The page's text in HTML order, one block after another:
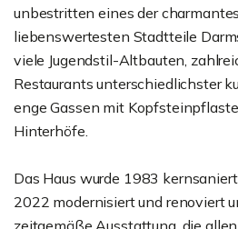
unbestritten eines der
liebenswertesten Stadtteile
viele Jugendstil-Altbauten,
Restaurants unterschiedlichster
enge Gassen mit
Hinterhöfe.
Das Haus wurde 1983
2022 modernisiert und renoviert